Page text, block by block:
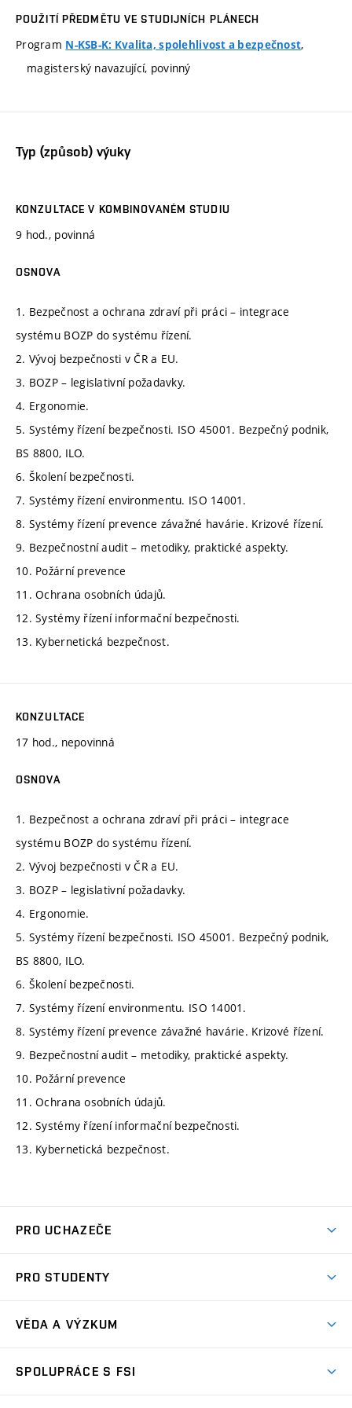
POUŽITÍ PŘEDMĚTU VE STUDIJNÍCH PLÁNECH
Program N-KSB-K: Kvalita, spolehlivost a bezpečnost,
magisterský navazující, povinný
Typ (způsob) výuky
KONZULTACE V KOMBINOVANÉM STUDIU
9 hod., povinná
OSNOVA
1. Bezpečnost a ochrana zdraví při práci – integrace
systému BOZP do systému řízení.
2. Vývoj bezpečnosti v ČR a EU.
3. BOZP – legislativní požadavky.
4. Ergonomie.
5. Systémy řízení bezpečnosti. ISO 45001. Bezpečný podnik,
BS 8800, ILO.
6. Školení bezpečnosti.
7. Systémy řízení environmentu. ISO 14001.
8. Systémy řízení prevence závažné havárie. Krizové řízení.
9. Bezpečnostní audit – metodiky, praktické aspekty.
10. Požární prevence
11. Ochrana osobních údajů.
12. Systémy řízení informační bezpečnosti.
13. Kybernetická bezpečnost.
KONZULTACE
17 hod., nepovinná
OSNOVA
1. Bezpečnost a ochrana zdraví při práci – integrace
systému BOZP do systému řízení.
2. Vývoj bezpečnosti v ČR a EU.
3. BOZP – legislativní požadavky.
4. Ergonomie.
5. Systémy řízení bezpečnosti. ISO 45001. Bezpečný podnik,
BS 8800, ILO.
6. Školení bezpečnosti.
7. Systémy řízení environmentu. ISO 14001.
8. Systémy řízení prevence závažné havárie. Krizové řízení.
9. Bezpečnostní audit – metodiky, praktické aspekty.
10. Požární prevence
11. Ochrana osobních údajů.
12. Systémy řízení informační bezpečnosti.
13. Kybernetická bezpečnost.
PRO UCHAZEČE
Ambasadoři studia
Zápisy
PRO STUDENTY
Studijní předpisy
VĚDA A VÝZKUM
SPOLUPRÁCE S FSI